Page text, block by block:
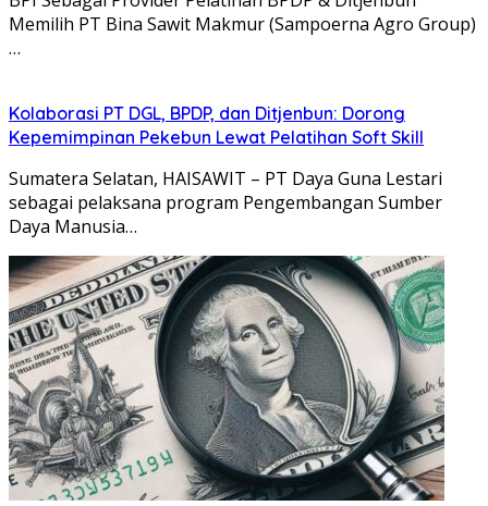
Memilih PT Bina Sawit Makmur (Sampoerna Agro Group)
…
Kolaborasi PT DGL, BPDP, dan Ditjenbun: Dorong
Kepemimpinan Pekebun Lewat Pelatihan Soft Skill
Sumatera Selatan, HAISAWIT – PT Daya Guna Lestari
sebagai pelaksana program Pengembangan Sumber
Daya Manusia…